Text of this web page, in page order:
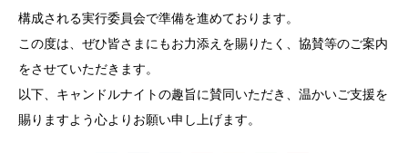
構成される実行委員会で準備を進めております。
この度は、ぜひ皆さまにもお力添えを賜りたく、協賛等のご案内
をさせていただきます。
以下、キャンドルナイトの趣旨に賛同いただき、温かいご支援を
賜りますよう心よりお願い申し上げます。